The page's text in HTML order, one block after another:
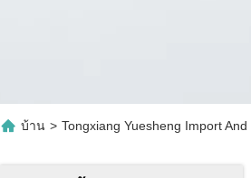
บ้าน > Tongxiang Yuesheng Import